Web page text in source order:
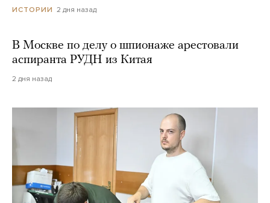
ИСТОРИИ 2 дня назад
В Москве по делу о шпионаже арестовали
аспиранта РУДН из Китая
2 дня назад